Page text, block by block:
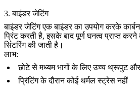
3. बाइंडर जेटिंग
बाइंडर जेटिंगएक बाइंडर का उपयोग करके
प्रिंट करती है, इसके बाद पूर्ण घनत्व प्राप्त
सिंटरिंग की जाती है।
लाभ:
छोटे से मध्यम भागों के लिए उच्च थ्रूपुट
प्रिंटिंग के दौरान कोई थर्मल स्ट्रेस नहीं